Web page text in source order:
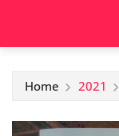
Home 2021